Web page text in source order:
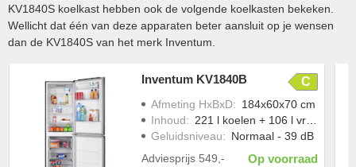
KV1840S koelkast hebben ook de volgende koelkasten bekeken.
Wellicht dat één van deze apparaten beter aansluit op je wensen
dan de KV1840S van het merk Inventum.
Inventum KV1840B C
Afmeting HxBxD: 184x60x70 cm
Inhoud: 221 l koelen + 106 l vriezen
Geluidsniveau: Normaal - 39 dB
Adviesprijs 549,- Op voorraad